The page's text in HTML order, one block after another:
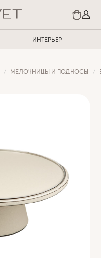
ИНТЕРЬЕР
МЕЛОЧНИЦЫ И ПОДНОСЫ